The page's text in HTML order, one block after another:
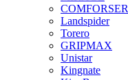
COMFORSER
Landspider
Torero
GRIPMAX
Unistar
Kingnate